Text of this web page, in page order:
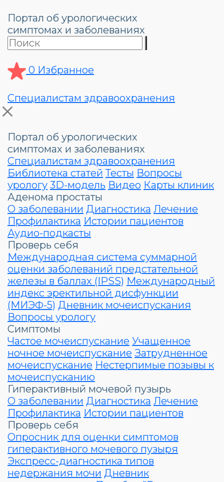
Портал об урологических
симптомах и заболеваниях
0 Избранное
Специалистам здравоохранения
Портал об урологических
симптомах и заболеваниях
Специалистам здравоохранения
Библиотека статей Тесты Вопросы
урологу 3D-модель Видео Карты клиник
Аденома простаты
О заболевании Диагностика Лечение
Профилактика Истории пациентов
Аудио-подкасты
Проверь себя
Международная система суммарной
оценки заболеваний предстательной
железы в баллах (IPSS) Международный
индекс эректильной дисфункции
(МИЭФ-5) Дневник мочеиспускания
Вопросы урологу
Симптомы
Частое мочеиспускание Учащенное
ночное мочеиспускание Затрудненное
мочеиспускание Нестерпимые позывы к
мочеиспусканию
Гиперактивный мочевой пузырь
О заболевании Диагностика Лечение
Профилактика Истории пациентов
Проверь себя
Опросник для оценки симптомов
гиперактивного мочевого пузыря
Экспресс-диагностика типов
недержания мочи Дневник